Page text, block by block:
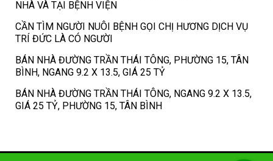
NHÀ VÀ TẠI BỆNH VIỆN
CẦN TÌM NGƯỜI NUÔI BỆNH GỌI CHỊ HƯƠNG DỊCH VỤ
TRÍ ĐỨC LÀ CÓ NGƯỜI
BÁN NHÀ ĐƯỜNG TRẦN THÁI TÔNG, PHƯỜNG 15, TÂN
BÌNH, NGANG 9.2 X 13.5, GIÁ 25 TỶ
BÁN NHÀ ĐƯỜNG TRẦN THÁI TÔNG, NGANG 9.2 X 13.5,
GIÁ 25 TỶ, PHƯỜNG 15, TÂN BÌNH